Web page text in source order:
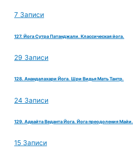
7 Записи
127. Йога Сутра Патанджали. Классическая йога.
29 Записи
128. Анандалахари Йога. Шри Видья Мать Тантр.
24 Записи
129. Адвайта Веданта Йога. Йога преодоления Майи.
15 Записи